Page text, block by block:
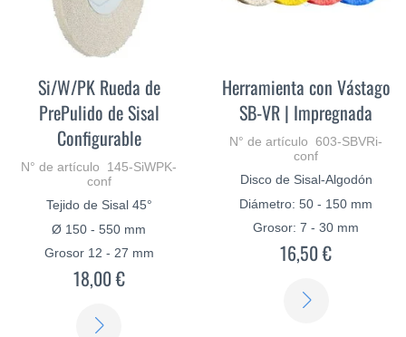
Si/W/PK Rueda de
PrePulido de Sisal
Configurable
N° de artículo 145-SiWPK-
conf
Tejido de Sisal 45°
Ø 150 - 550 mm
Grosor 12 - 27 mm
18,00 €
Herramienta con Vástago
SB-VR | Impregnada
N° de artículo 603-SBVRi-
conf
Disco de Sisal-Algodón
Diámetro: 50 - 150 mm
Grosor: 7 - 30 mm
16,50 €